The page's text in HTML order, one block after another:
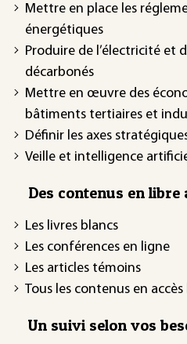
Mettre en place les
énergétiques
Produire de l’électricité et
décarbonés
Mettre en œuvre des
bâtiments tertiaires et
Définir les axes
Veille et intelligence
Des contenus en libre
Les livres blancs
Les conférences en ligne
Les articles témoins
Tous les contenus en
Un suivi selon vos